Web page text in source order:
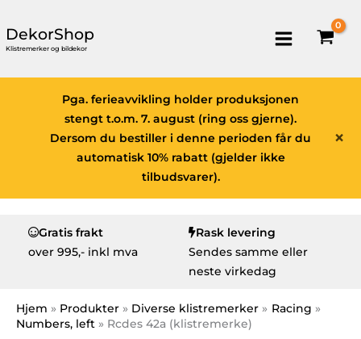
DekorShop
Klistremerker og bildekor
×
Pga. ferieavvikling holder produksjonen
stengt t.o.m. 7. august (ring oss gjerne).
Dersom du bestiller i denne perioden får du
automatisk 10% rabatt (gjelder ikke
tilbudsvarer).
Gratis frakt
over 995,- inkl mva
Rask levering
Sendes samme eller
neste virkedag
Hjem Produkter Diverse klistremerker
Racing
Numbers, left
Rcdes 42a (klistremerke)